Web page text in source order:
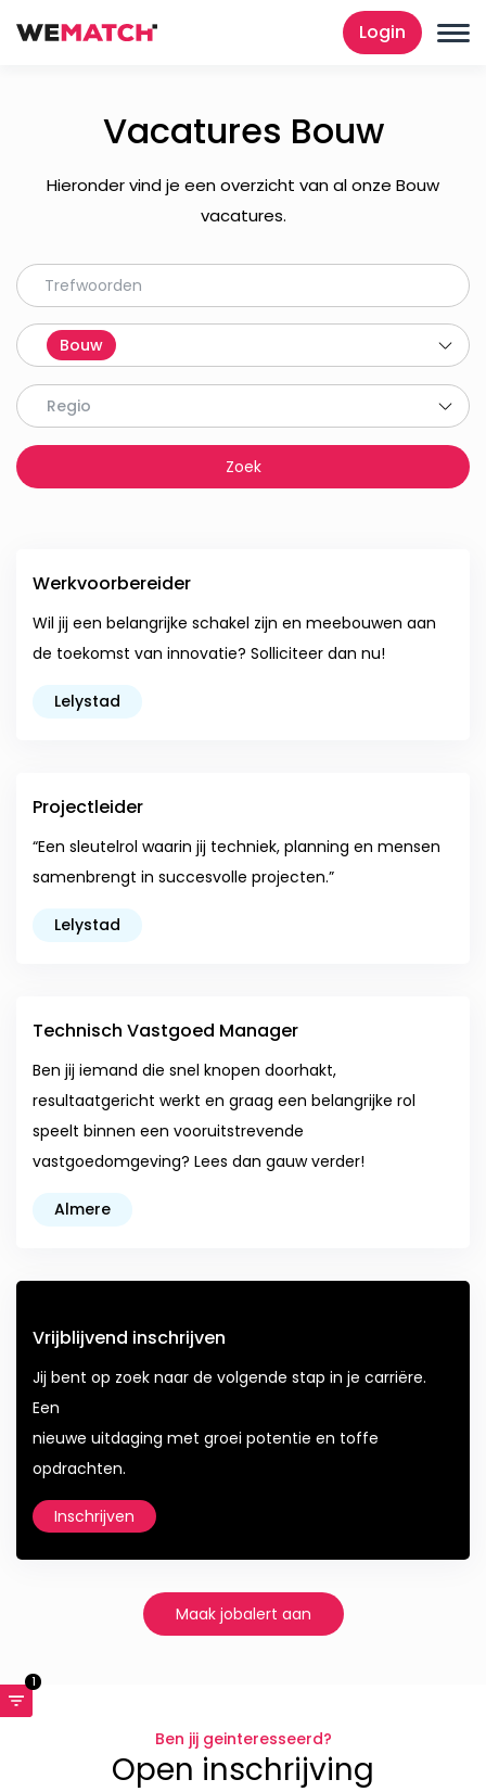
Login
Vacatures Bouw
Hieronder vind je een overzicht van al onze Bouw
vacatures.
Bouw
Regio
Werkvoorbereider
Wil jij een belangrijke schakel zijn en meebouwen aan
de toekomst van innovatie? Solliciteer dan nu!
Lelystad
Projectleider
“Een sleutelrol waarin jij techniek, planning en mensen
samenbrengt in succesvolle projecten.”
Lelystad
Technisch Vastgoed Manager
Ben jij iemand die snel knopen doorhakt,
resultaatgericht werkt en graag een belangrijke rol
speelt binnen een vooruitstrevende
vastgoedomgeving? Lees dan gauw verder!
Almere
Vrijblijvend inschrijven
Jij bent op zoek naar de volgende stap in je carriëre.
Een
nieuwe uitdaging met groei potentie en toffe
opdrachten.
Inschrijven
Maak jobalert aan
1
Ben jij geinteresseerd?
Open inschrijving